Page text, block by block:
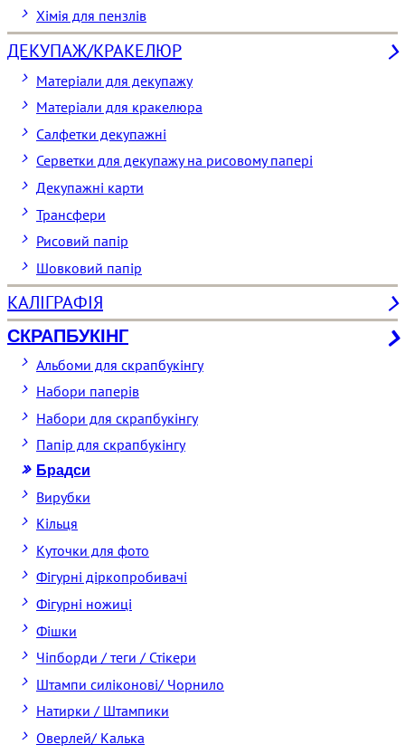
Хімія для пензлів
ДЕКУПАЖ/КРАКЕЛЮР
Матеріали для декупажу
Матеріали для кракелюра
Cалфетки декупажні
Серветки для декупажу на рисовому папері
Декупажні карти
Трансфери
Рисовий папір
Шовковий папір
КАЛІГРАФІЯ
СКРАПБУКІНГ
Альбоми для скрапбукінгу
Набори паперів
Набори для скрапбукінгу
Папір для скрапбукінгу
Брадси
Вирубки
Кільця
Куточки для фото
Фігурні діркопробивачі
Фігурні ножиці
Фішки
Чіпборди / теги / Стікери
Штампи силіконові/ Чорнило
Натирки / Штампики
Оверлей/ Калька